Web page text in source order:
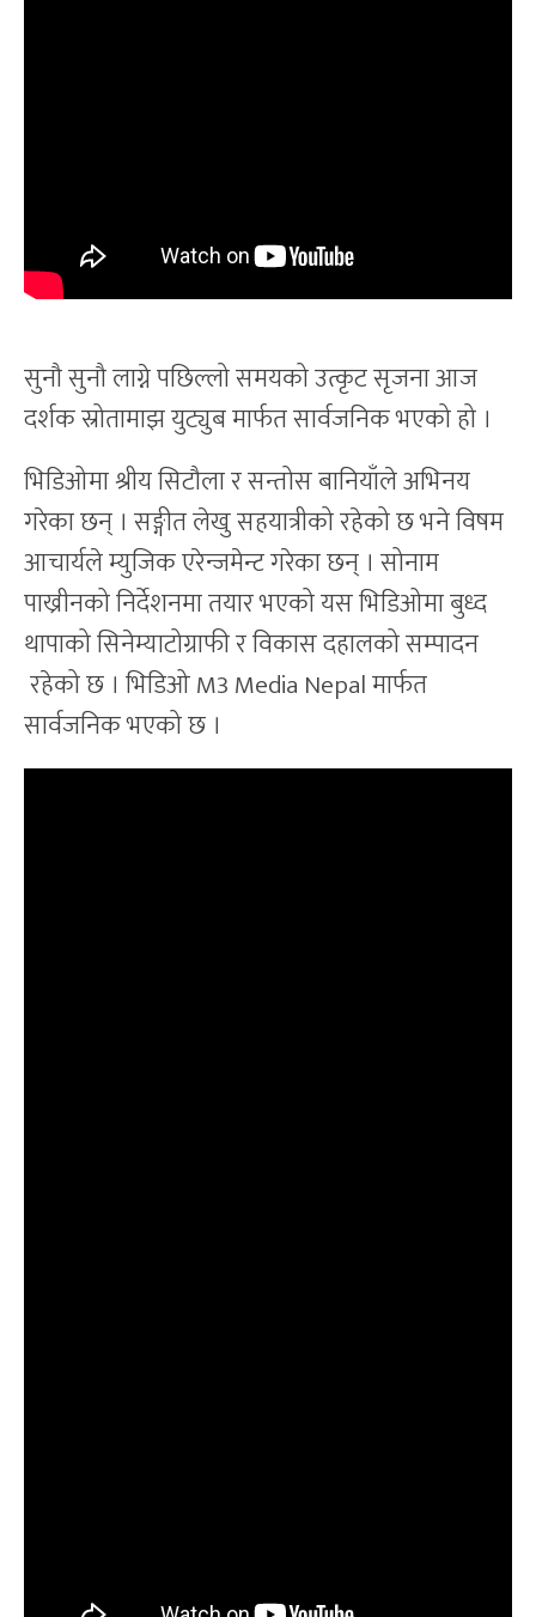
सुनौ सुनौ लाग्ने पछिल्लो समयको उत्कृट सृजना आज
दर्शक स्रोतामाझ युट्युब मार्फत सार्वजनिक भएको हो ।
भिडिओमा श्रीय सिटौला र सन्तोस बानियाँले अभिनय
गरेका छन् । सङ्गीत लेखु सहयात्रीको रहेको छ भने विषम
आचार्यले म्युजिक एरेन्जमेन्ट गरेका छन् । सोनाम
पाख्रीनको निर्देशनमा तयार भएको यस भिडिओमा बुध्द
थापाको सिनेम्याटोग्राफी र विकास दहालको सम्पादन
रहेको छ । भिडिओ M3 Media Nepal मार्फत
सार्वजनिक भएको छ ।